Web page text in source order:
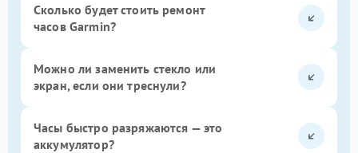
Сколько будет стоить ремонт
часов Garmin?
Можно ли заменить стекло или
экран, если они треснули?
Часы быстро разряжаются — это
аккумулятор?